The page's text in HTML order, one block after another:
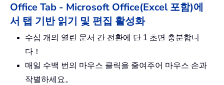
Office Tab - Microsoft Office(Excel 포함)에
서 탭 기반 읽기 및 편집 활성화
수십 개의 열린 문서 간 전환에 단 1 초면 충분합니
다！
매일 수백 번의 마우스 클릭을 줄여주어 마우스 손과
작별하세요。